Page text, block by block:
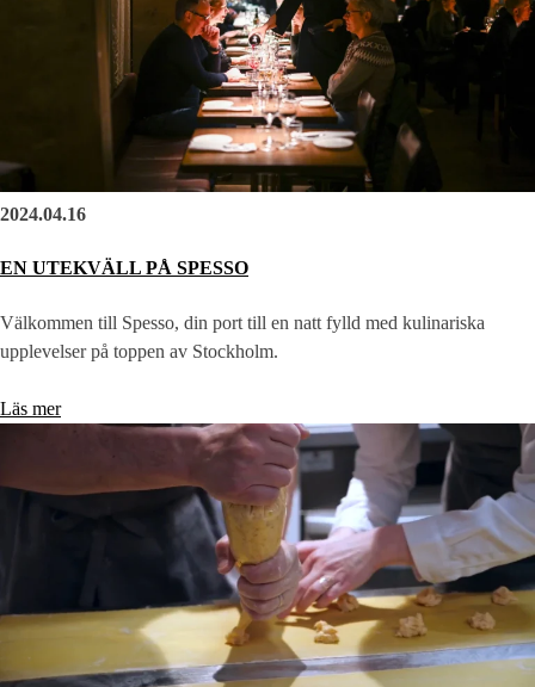
2024.04.16
EN UTEKVÄLL PÅ SPESSO
Välkommen till Spesso, din port till en natt fylld med kulinariska
upplevelser på toppen av Stockholm.
Läs mer